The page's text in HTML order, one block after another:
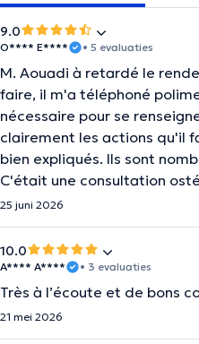
9.0
O**** E**** • 5 evaluaties
M. Aouadi à retardé le
faire, il m'a téléphoné
nécessaire pour se
clairement les actions qu'il
bien expliqués. Ils sont
C'était une consultation
25 juni 2026
10.0
A**** A**** • 3 evaluaties
Très à l’écoute et de bons
21 mei 2026